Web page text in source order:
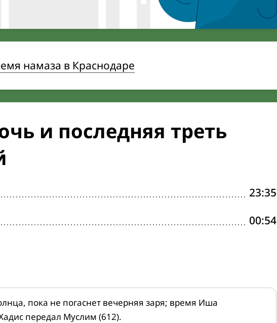
намаза в Краснодаре
и последняя треть
23:35
00:54
пока не погаснет вечерняя заря; время Иша
передал Муслим (612).